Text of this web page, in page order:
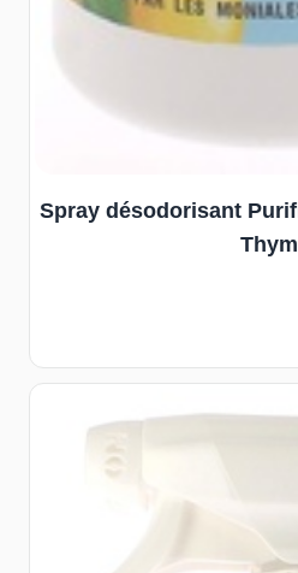
Spray désodorisant Purifiant Citron, Menthe,
Thym